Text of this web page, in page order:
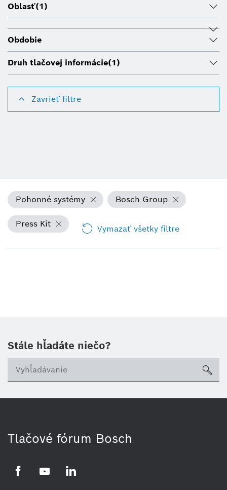
Oblasť(1)
Obdobie
Druh tlačovej informácie(1)
Zavrieť filtre
Pohonné systémy Bosch Group
Press Kit Vymazať všetky filtre
Stále hľadáte niečo?
Tlačové fórum Bosch